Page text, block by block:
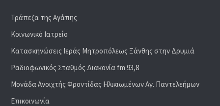
Τράπεζα της Αγάπης
Κοινωνικό Ιατρείο
Κατασκηνώσεις Ιεράς Μητροπόλεως Ξάνθης στην Δρυμιά
Ραδιoφωνικός Σταθμός Διακονία fm 93,8
Μονάδα Ανοιχτής Φροντίδας Ηλικιωμένων Αγ. Παντελεήμων
Επικοινωνία